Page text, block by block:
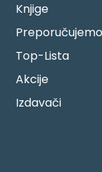
Knjige
Preporučujemo
Top-Lista
Akcije
Izdavači